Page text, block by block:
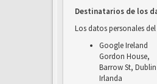
Destinatarios de los
Los datos personales
Google Ireland
Gordon
Barrow St,
Irlanda